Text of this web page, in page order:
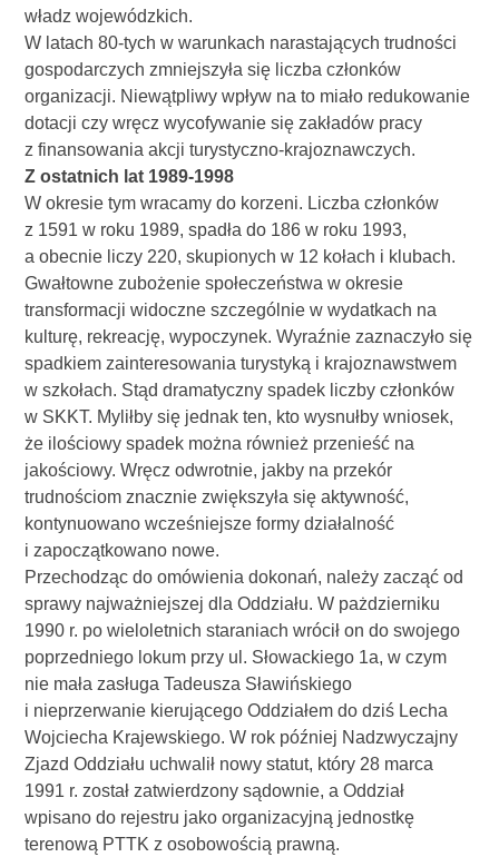
władz wojewódzkich.
W latach 80-tych w warunkach narastających trudności
gospodarczych zmniejszyła się liczba członków
organizacji. Niewątpliwy wpływ na to miało redukowanie
dotacji czy wręcz wycofywanie się zakładów pracy
z finansowania akcji turystyczno-krajoznawczych.
Z ostatnich lat 1989-1998
W okresie tym wracamy do korzeni. Liczba członków
z 1591 w roku 1989, spadła do 186 w roku 1993,
a obecnie liczy 220, skupionych w 12 kołach i klubach.
Gwałtowne zubożenie społeczeństwa w okresie
transformacji widoczne szczególnie w wydatkach na
kulturę, rekreację, wypoczynek. Wyraźnie zaznaczyło się
spadkiem zainteresowania turystyką i krajoznawstwem
w szkołach. Stąd dramatyczny spadek liczby członków
w SKKT. Myliłby się jednak ten, kto wysnułby wniosek,
że ilościowy spadek można również przenieść na
jakościowy. Wręcz odwrotnie, jakby na przekór
trudnościom znacznie zwiększyła się aktywność,
kontynuowano wcześniejsze formy działalność
i zapoczątkowano nowe.
Przechodząc do omówienia dokonań, należy zacząć od
sprawy najważniejszej dla Oddziału. W pażdzierniku
1990 r. po wieloletnich staraniach wrócił on do swojego
poprzedniego lokum przy ul. Słowackiego 1a, w czym
nie mała zasługa Tadeusza Sławińskiego
i nieprzerwanie kierującego Oddziałem do dziś Lecha
Wojciecha Krajewskiego. W rok później Nadzwyczajny
Zjazd Oddziału uchwalił nowy statut, który 28 marca
1991 r. został zatwierdzony sądownie, a Oddział
wpisano do rejestru jako organizacyjną jednostkę
terenową PTTK z osobowością prawną.